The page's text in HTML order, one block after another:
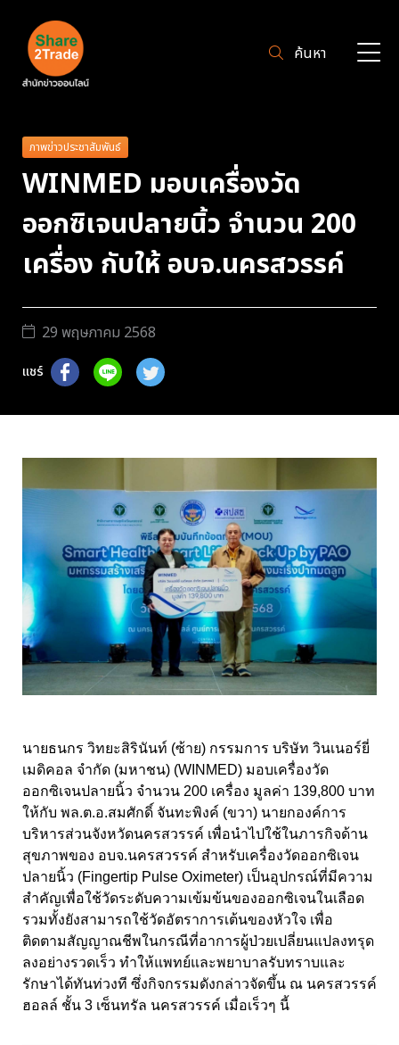
ค้นหา
ภาพข่าวประชาสัมพันธ์
WINMED มอบเครื่องวัด
ออกซิเจนปลายนิ้ว จำนวน 200
เครื่อง กับให้ อบจ.นครสวรรค์
29 พฤษภาคม 2568
แชร์
นายธนกร วิทยะสิรินันท์ (ซ้าย) กรรมการ บริษัท วินเนอร์ยี่
เมดิคอล จำกัด (มหาชน) (WINMED) มอบเครื่องวัด
ออกซิเจนปลายนิ้ว จำนวน 200 เครื่อง มูลค่า 139,800 บาท
ให้กับ พล.ต.อ.สมศักดิ์ จันทะพิงค์ (ขวา) นายกองค์การ
บริหารส่วนจังหวัดนครสวรรค์ เพื่อนำไปใช้ในภารกิจด้าน
สุขภาพของ อบจ.นครสวรรค์ สำหรับเครื่องวัดออกซิเจน
ปลายนิ้ว (Fingertip Pulse Oximeter) เป็นอุปกรณ์ที่มีความ
สำคัญเพื่อใช้วัดระดับความเข้มข้นของออกซิเจนในเลือด
รวมทั้งยังสามารถใช้วัดอัตราการเต้นของหัวใจ เพื่อ
ติดตามสัญญาณชีพในกรณีที่อาการผู้ป่วยเปลี่ยนแปลงทรุด
ลงอย่างรวดเร็ว ทำให้แพทย์และพยาบาลรับทราบและ
รักษาได้ทันท่วงที ซึ่งกิจกรรมดังกล่าวจัดขึ้น ณ นครสวรรค์
ฮอลล์ ชั้น 3 เซ็นทรัล นครสวรรค์ เมื่อเร็วๆ นี้